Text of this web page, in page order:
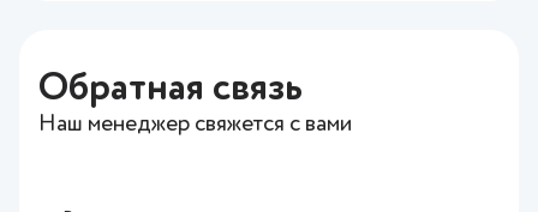
Обратная связь
Наш менеджер свяжется с вами